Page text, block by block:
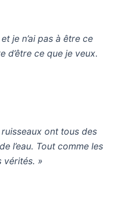
je n’ai pas à être ce
d’être ce que je veux.
ont tous des
l’eau. Tout comme les
vérités. »